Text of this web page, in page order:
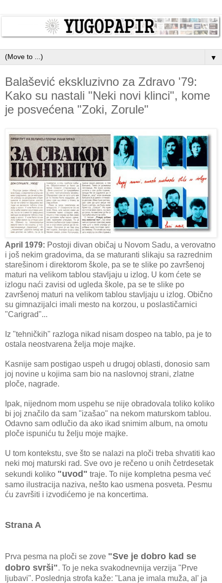
▼
Balašević ekskluzivno za Zdravo '79:
Kako su nastali "Neki novi klinci", kome
je posvećena "Zoki, Zorule"
April 1979: Postoji divan običaj u Novom Sadu, a verovatno
i još nekim gradovima, da se maturanti slikaju sa razrednim
starešinom i direktorom škole, pa se te slike po završenoj
maturi na velikom tablou stavljaju u izlog. U kom ćete se
izlogu naći zavisi od ugleda škole, pa se te slike po
završenoj maturi na velikom tablou stavljaju u izlog. Obično
su gimnazijalci imali mesto na korzou, u poslastičarnici
"Carigrad"...
Iz "tehničkih" razloga nikad nisam dospeo na tablo, pa je to
ostala neostvarena želja moje majke.
Kasnije sam postigao uspeh u drugoj oblasti, donosio sam
joj novine u kojima sam bio na naslovnoj strani, zlatne
ploče, nagrade.
Ipak, nijednom mom uspehu se nije obradovala toliko koliko
bi joj značilo da sam "izašao" na nekom maturskom tablou.
Odavno sam odlučio da ako ikad snimim album, na omotu
ploče ispuniću tu želju moje majke.
U tom kontekstu, sve što se nalazi na ploči treba shvatiti kao
neki moj maturski rad. Sve ovo je rečeno u onih četrdesetak
sekundi koliko "uvod" traje. To nije kompletna pesma već
samo ilustracija naziva, nešto kao usmena posveta. Pesmu
ću završiti i izvodićemo je na koncertima.
Strana A
Prva pesma na ploči se zove "Sve je dobro kad se
dobro svrši". To je neka svakodnevnija verzija "Prve
ljubavi". Poslednja strofa kaže: "Lana je imala muža, al' ja